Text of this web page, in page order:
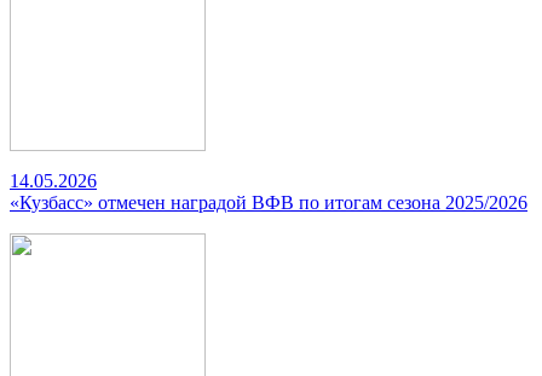
14.05.2026
«Кузбасс» отмечен наградой ВФВ по итогам сезона 2025/2026